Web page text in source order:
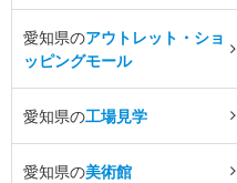
愛知県のアウトレット・ショ
ッピングモール
愛知県の工場見学
愛知県の美術館